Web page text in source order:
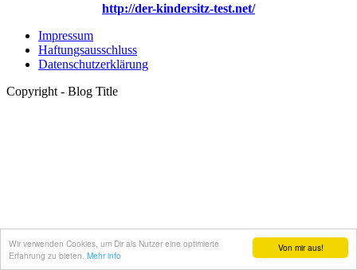
Von mir aus!
Wir verwenden Cookies, um Dir als Nutzer eine optimierte
Erfahrung zu bieten. Mehr info
http://der-kindersitz-test.net/
Impressum
Haftungsausschluss
Datenschutzerklärung
Copyright - Blog Title